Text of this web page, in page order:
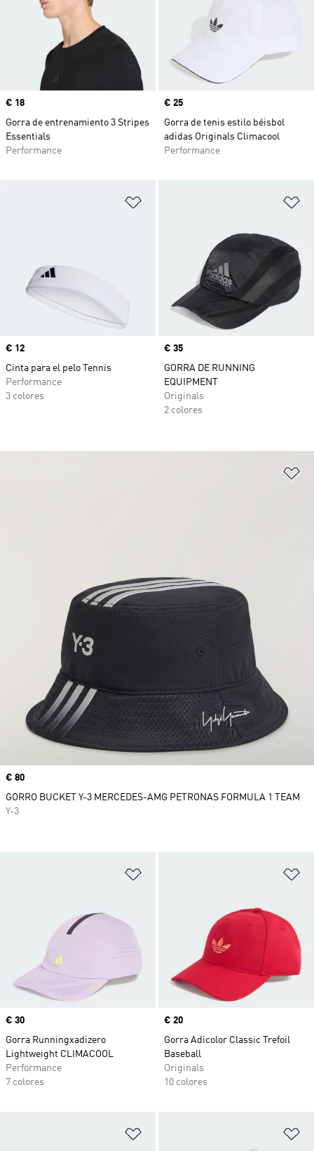
Precio
€ 18
Gorra de entrenamiento 3 Stripes
Essentials
Performance
Precio
€ 25
Gorra de tenis estilo béisbol
adidas Originals Climacool
Performance
Precio
€ 12
Cinta para el pelo Tennis
Performance
3 colores
Precio
€ 35
GORRA DE RUNNING
EQUIPMENT
Originals
2 colores
Precio
€ 30
Gorra Runningxadizero
Lightweight CLIMACOOL
Performance
7 colores
Precio
€ 20
Gorra Adicolor Classic Trefoil
Baseball
Originals
10 colores
Precio
€ 80
GORRO BUCKET Y-3 MERCEDES-AMG PETRONAS FORMULA 1 TEAM
Y-3